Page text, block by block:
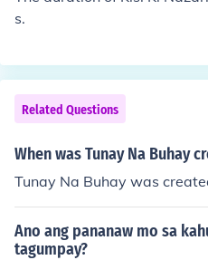
s.
Related Questions
When was Tunay Na Buhay
Tunay Na Buhay was
Ano ang pananaw mo sa
tagumpay?